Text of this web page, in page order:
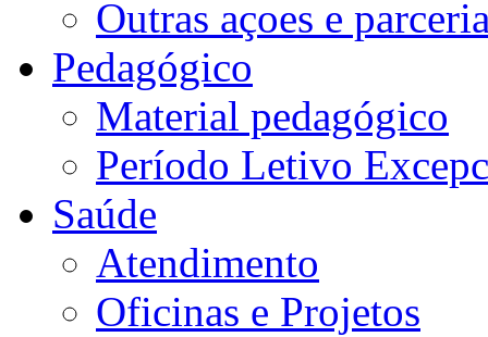
Outras açoes e
Pedagógico
Material pedagógico
Período Letivo
Saúde
Atendimento
Oficinas e Projetos